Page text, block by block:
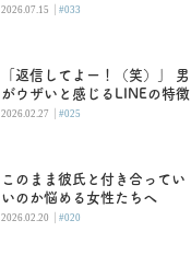
2026.07.15 | #033
「返信してよー！（笑）」 男
がウザいと感じるLINEの特徴
2026.02.27 | #025
このまま彼氏と付き合ってい
いのか悩める女性たちへ
2026.02.20 | #020